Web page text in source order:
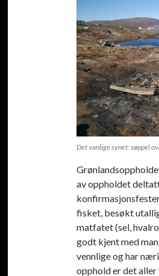
Det vanlige synet: søppel
av oppholdet
fisket, besøkt
matfatet (sel,
godt kjent med
vennlige og har
opphold er det